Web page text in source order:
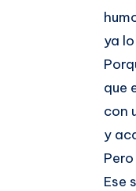
ya
que
con
y
Ese